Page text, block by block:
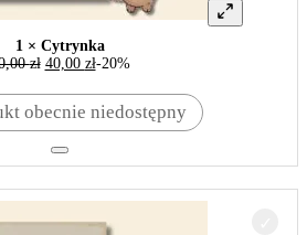
1 × Cytrynka
zł 40,00 zł-20%
obecnie niedostępny